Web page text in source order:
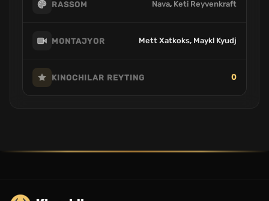
RASSOM Nava, Keti Reyvenkraft
MONTAJYOR Mett Xatkoks, Maykl Kyudj
KINOCHILAR REYTING 0